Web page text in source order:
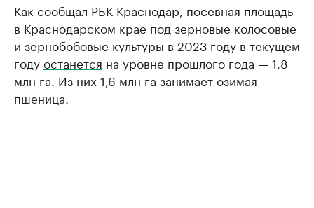
Как сообщал РБК Краснодар, посевная площадь
в Краснодарском крае под зерновые колосовые
и зернобобовые культуры в 2023 году в текущем
годуостанется на уровне прошлого года — 1,8
млн га. Из них 1,6 млн га занимает озимая
пшеница.